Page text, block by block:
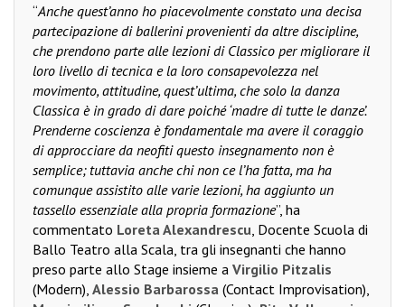
“Anche quest’anno ho piacevolmente constato una decisa
partecipazione di ballerini provenienti da altre discipline,
che prendono parte alle lezioni di Classico per migliorare il
loro livello di tecnica e la loro consapevolezza nel
movimento, attitudine, quest’ultima, che solo la danza
Classica è in grado di dare poiché ‘madre di tutte le danze’.
Prenderne coscienza è fondamentale ma avere il coraggio
di approcciare da neofiti questo insegnamento non è
semplice; tuttavia anche chi non ce l’ha fatta, ma ha
comunque assistito alle varie lezioni, ha aggiunto un
tassello essenziale alla propria formazione”, ha
commentato Loreta Alexandrescu , Docente Scuola di
Ballo Teatro alla Scala, tra gli insegnanti che hanno
preso parte allo Stage insieme a Virgilio Pitzalis
(Modern), Alessio Barbarossa (Contact Improvisation),